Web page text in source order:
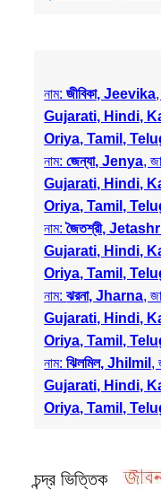
নাম:জীবিকা, Jeevika
Gujarati, Hindi,
Oriya, Tamil,
নাম:জেন্যা, Jenya,
Gujarati, Hindi,
Oriya, Tamil,
নাম:জৈতশ্রী,
Gujarati, Hindi,
Oriya, Tamil,
নাম:ঝরনা, Jharna,
Gujarati, Hindi,
Oriya, Tamil,
নাম:ঝিলমিল, Jhilmil ,
Gujarati, Hindi,
Oriya, Tamil,
চন্দ্র ভিত্তিক